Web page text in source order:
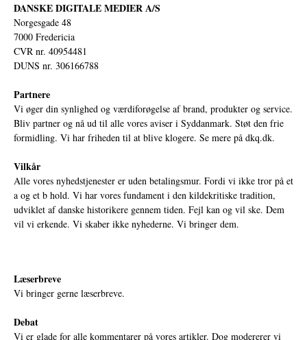
DANSKE DIGITALE MEDIER A/S
Norgesgade 48
7000 Fredericia
CVR nr. 40954481
DUNS nr. 306166788
Partnere
Vi øger din synlighed og værdiforøgelse af brand, produkter og service.
Bliv partner og nå ud til alle vores aviser i Syddanmark. Støt den frie
formidling. Vi har friheden til at blive klogere. Se mere på dkq.dk.
Vilkår
Alle vores nyhedstjenester er uden betalingsmur. Fordi vi ikke tror på et
a og et b hold. Vi har vores fundament i den kildekritiske tradition,
udviklet af danske historikere gennem tiden. Fejl kan og vil ske. Dem
vil vi erkende. Vi skaber ikke nyhederne. Vi bringer dem.
Læserbreve
Vi bringer gerne læserbreve.
Debat
Vi er glade for alle kommentarer på vores artikler. Dog modererer vi